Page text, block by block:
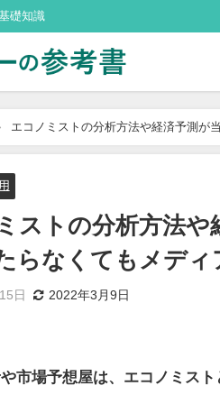
礎知識
エコノミストの分析方法や経済予測が
ストの分析方法
らなくてもメディ
日 2022年3月9日
市場予想屋は、エコノミスト